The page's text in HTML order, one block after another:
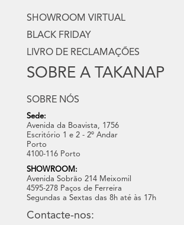
SHOWROOM VIRTUAL
BLACK FRIDAY
LIVRO DE RECLAMAÇÕES
SOBRE A TAKANAP
SOBRE NÓS
Sede:
Avenida da Boavista, 1756
Escritório 1 e 2 - 2º Andar
Porto
4100-116 Porto
SHOWROOM:
Avenida Sobrão 214 Meixomil
4595-278 Paços de Ferreira
Segundas a Sextas das 8h até às 17h
Contacte-nos: